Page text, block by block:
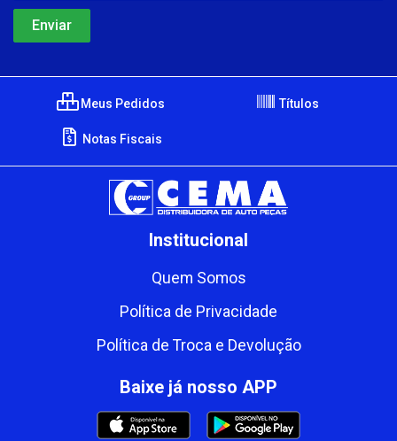
Meus Pedidos Títulos
Notas Fiscais
Institucional
Quem Somos
Política de Privacidade
Política de Troca e Devolução
Baixe já nosso APP